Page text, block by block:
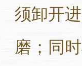
须卸开
磨；同